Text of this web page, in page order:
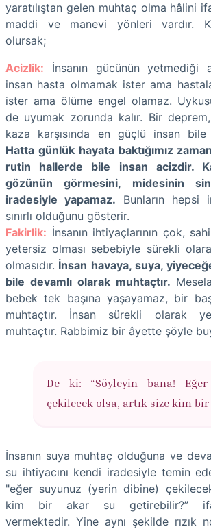
yaratılıştan gelen muhtaç olma hâlini
maddi ve manevi yönleri vardır.
olursak;
Acizlik: İnsanın gücünün yetmediği
insan hasta olmamak ister ama
ister ama ölüme engel olamaz.
de uyumak zorunda kalır. Bir
kaza karşısında en güçlü insan
Hatta günlük hayata baktığımız
rutin hallerde bile insan acizdir.
gözünün görmesini, midesinin
iradesiyle yapamaz. Bunların hepsi
sınırlı olduğunu gösterir.
Fakirlik: İnsanın ihtiyaçlarının çok,
yetersiz olması sebebiyle sürekli
olmasıdır. İnsan havaya, suya,
bile devamlı olarak muhtaçtır.
bebek tek başına yaşayamaz, bir
muhtaçtır. İnsan sürekli olarak
muhtaçtır. Rabbimiz bir âyette şöyle
De ki: “Söyleyin bana!
çekilecek olsa, artık size kim
İnsanın suya muhtaç olduğuna ve
su ihtiyacını kendi iradesiyle temin
"eğer suyunuz (yerin dibine)
kim bir akar su getirebilir?”
vermektedir. Yine aynı şekilde rızık